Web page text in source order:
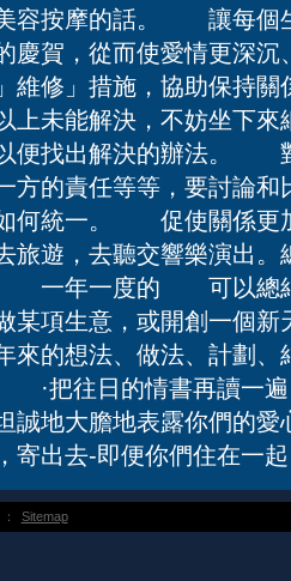
容按摩的話。 讓每個
慶賀，從而使愛情更
維修」措施，協助保持
上未能解決，不妨坐下
便找出解決的辦法。
方的責任等等，要討論
何統一。 促使關係更
旅遊，去聽交響樂演出
一年一度的 可以總結
某項生意，或開創一個
來的想法、做法、計劃
把往日的情書再讀一
誠地大膽地表露你們的
寄出去-即便你們住在一
： Sitemap